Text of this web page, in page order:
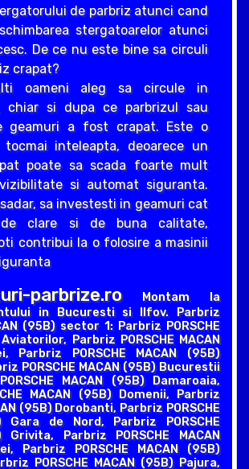
de parbriz atunci cand
stergatoarelor atunci
De ce nu este bine sa circuli
crapat?
oameni aleg sa circule in
chiar si dupa ce parbrizul sau
geamuri a fost crapat. Este o
inteleapta, deoarece un
poate sa scada foarte mult
si automat siguranta.
sa investesti in geamuri cat
clare si de buna calitate,
contribui la o folosire a masinii
parbrize.roMontam la
in Bucuresti si Ilfov. Parbriz
(95B) sector 1: Parbriz PORSCHE
Parbriz PORSCHE MACAN
Parbriz PORSCHE MACAN (95B)
PORSCHE MACAN (95B) Bucurestii
MACAN (95B) Damaroaia,
MACAN (95B) Domenii, Parbriz
(95B) Dorobanti, Parbriz PORSCHE
Gara de Nord, Parbriz PORSCHE
Grivita, Parbriz PORSCHE MACAN
Parbriz PORSCHE MACAN (95B)
PORSCHE MACAN (95B) Pajura,